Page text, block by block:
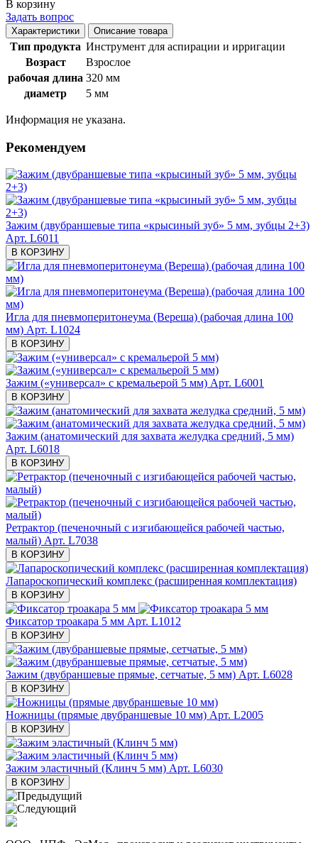
В корзину
Задать вопрос
Характеристики Описание товара
Тип продукта Инструмент для аспирации и ирригации
Возраст
Взрослое
рабочая длина 320 мм
диаметр
5 мм
Информация не указана.
Рекомендуем
Зажим (двубраншевые типа «крысиный зуб» 5 мм, зубцы 2+3)
Арт. L6011
В КОРЗИНУ
Игла для пневмоперитонеума (Вереша) (рабочая длина 100
мм) Арт. L1024
В КОРЗИНУ
Зажим («универсал» с кремальерой 5 мм) Арт. L6001
В КОРЗИНУ
Зажим (анатомический для захвата желудка средний, 5 мм)
Арт. L6018
В КОРЗИНУ
Ретрактор (печеночный с изгибающейся рабочей частью,
малый) Арт. L7038
В КОРЗИНУ
Лапароскопический комплекс (расширенная комплектация)
В КОРЗИНУ
Фиксатор троакара 5 мм Арт. L1012
В КОРЗИНУ
Зажим (двубраншевые прямые, сетчатые, 5 мм) Арт. L6028
В КОРЗИНУ
Ножницы (прямые двубраншевые 10 мм) Арт. L2005
В КОРЗИНУ
Зажим эластичный (Клинч 5 мм) Арт. L6030
В КОРЗИНУ